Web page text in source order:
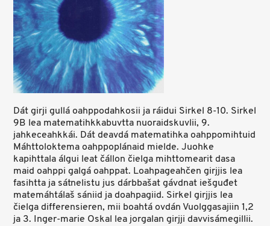
Dát girji gullá oahppodahkosii ja ráidui Sirkel 8-10. Sirkel
9B lea matematihkkabuvtta nuoraidskuvlii, 9.
jahkeceahkkái. Dát deavdá matematihka oahppomihtuid
Máhttoloktema oahppoplánaid mielde. Juohke
kapihttala álgui leat čállon čielga mihttomearit dasa
maid oahppi galgá oahppat. Loahpageahčen girjjis lea
fasihtta ja sátnelistu jus dárbbašat gávdnat iešguđet
matemáhtálaš sániid ja doahpagiid. Sirkel girjjis lea
čielga differensieren, mii boahtá ovdán Vuolggasajiin 1,2
ja 3. Inger-marie Oskal lea jorgalan girjji davvisámegillii.